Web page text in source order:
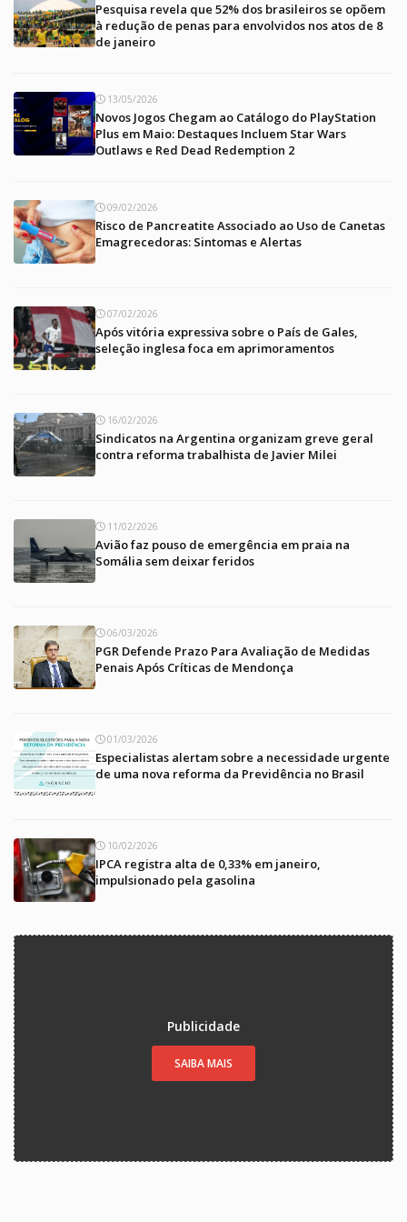
Pesquisa revela que 52% dos brasileiros se opõem
à redução de penas para envolvidos nos atos de 8
de janeiro
13/05/2026
Novos Jogos Chegam ao Catálogo do PlayStation
Plus em Maio: Destaques Incluem Star Wars
Outlaws e Red Dead Redemption 2
09/02/2026
Risco de Pancreatite Associado ao Uso de Canetas
Emagrecedoras: Sintomas e Alertas
07/02/2026
Após vitória expressiva sobre o País de Gales,
seleção inglesa foca em aprimoramentos
16/02/2026
Sindicatos na Argentina organizam greve geral
contra reforma trabalhista de Javier Milei
11/02/2026
Avião faz pouso de emergência em praia na
Somália sem deixar feridos
06/03/2026
PGR Defende Prazo Para Avaliação de Medidas
Penais Após Críticas de Mendonça
01/03/2026
Especialistas alertam sobre a necessidade urgente
de uma nova reforma da Previdência no Brasil
10/02/2026
IPCA registra alta de 0,33% em janeiro,
impulsionado pela gasolina
Publicidade
SAIBA MAIS